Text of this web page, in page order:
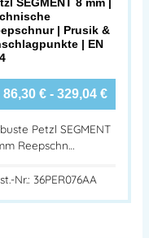
| Prusik &
| EN
86,30 €- 329,04 €
Petzl SEGMENT
Reepschn…
Nr.: 36PER076AA